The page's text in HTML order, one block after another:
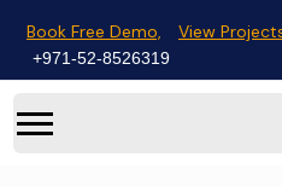
Book Free Demo, View
971-52-8526319+